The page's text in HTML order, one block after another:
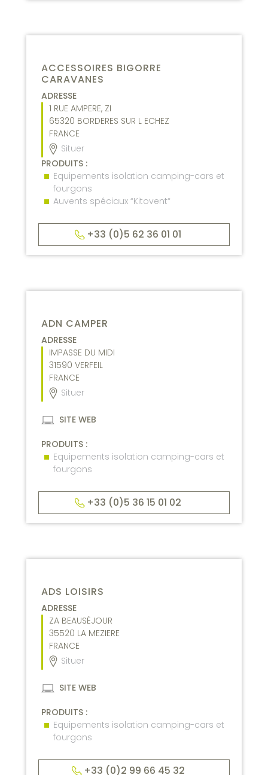
ACCESSOIRES BIGORRE
CARAVANES
ADRESSE
1 RUE AMPERE, ZI
65320 BORDERES SUR L ECHEZ
FRANCE
Situer
PRODUITS :
Equipements isolation camping-cars et
fourgons
Auvents spéciaux “Kitovent“
+33 (0)5 62 36 01 01
ADN CAMPER
ADRESSE
IMPASSE DU MIDI
31590 VERFEIL
FRANCE
Situer
SITE WEB
PRODUITS :
Equipements isolation camping-cars et
fourgons
+33 (0)5 36 15 01 02
ADS LOISIRS
ADRESSE
ZA BEAUSÉJOUR
35520 LA MEZIERE
FRANCE
Situer
SITE WEB
PRODUITS :
Equipements isolation camping-cars et
fourgons
+33 (0)2 99 66 45 32